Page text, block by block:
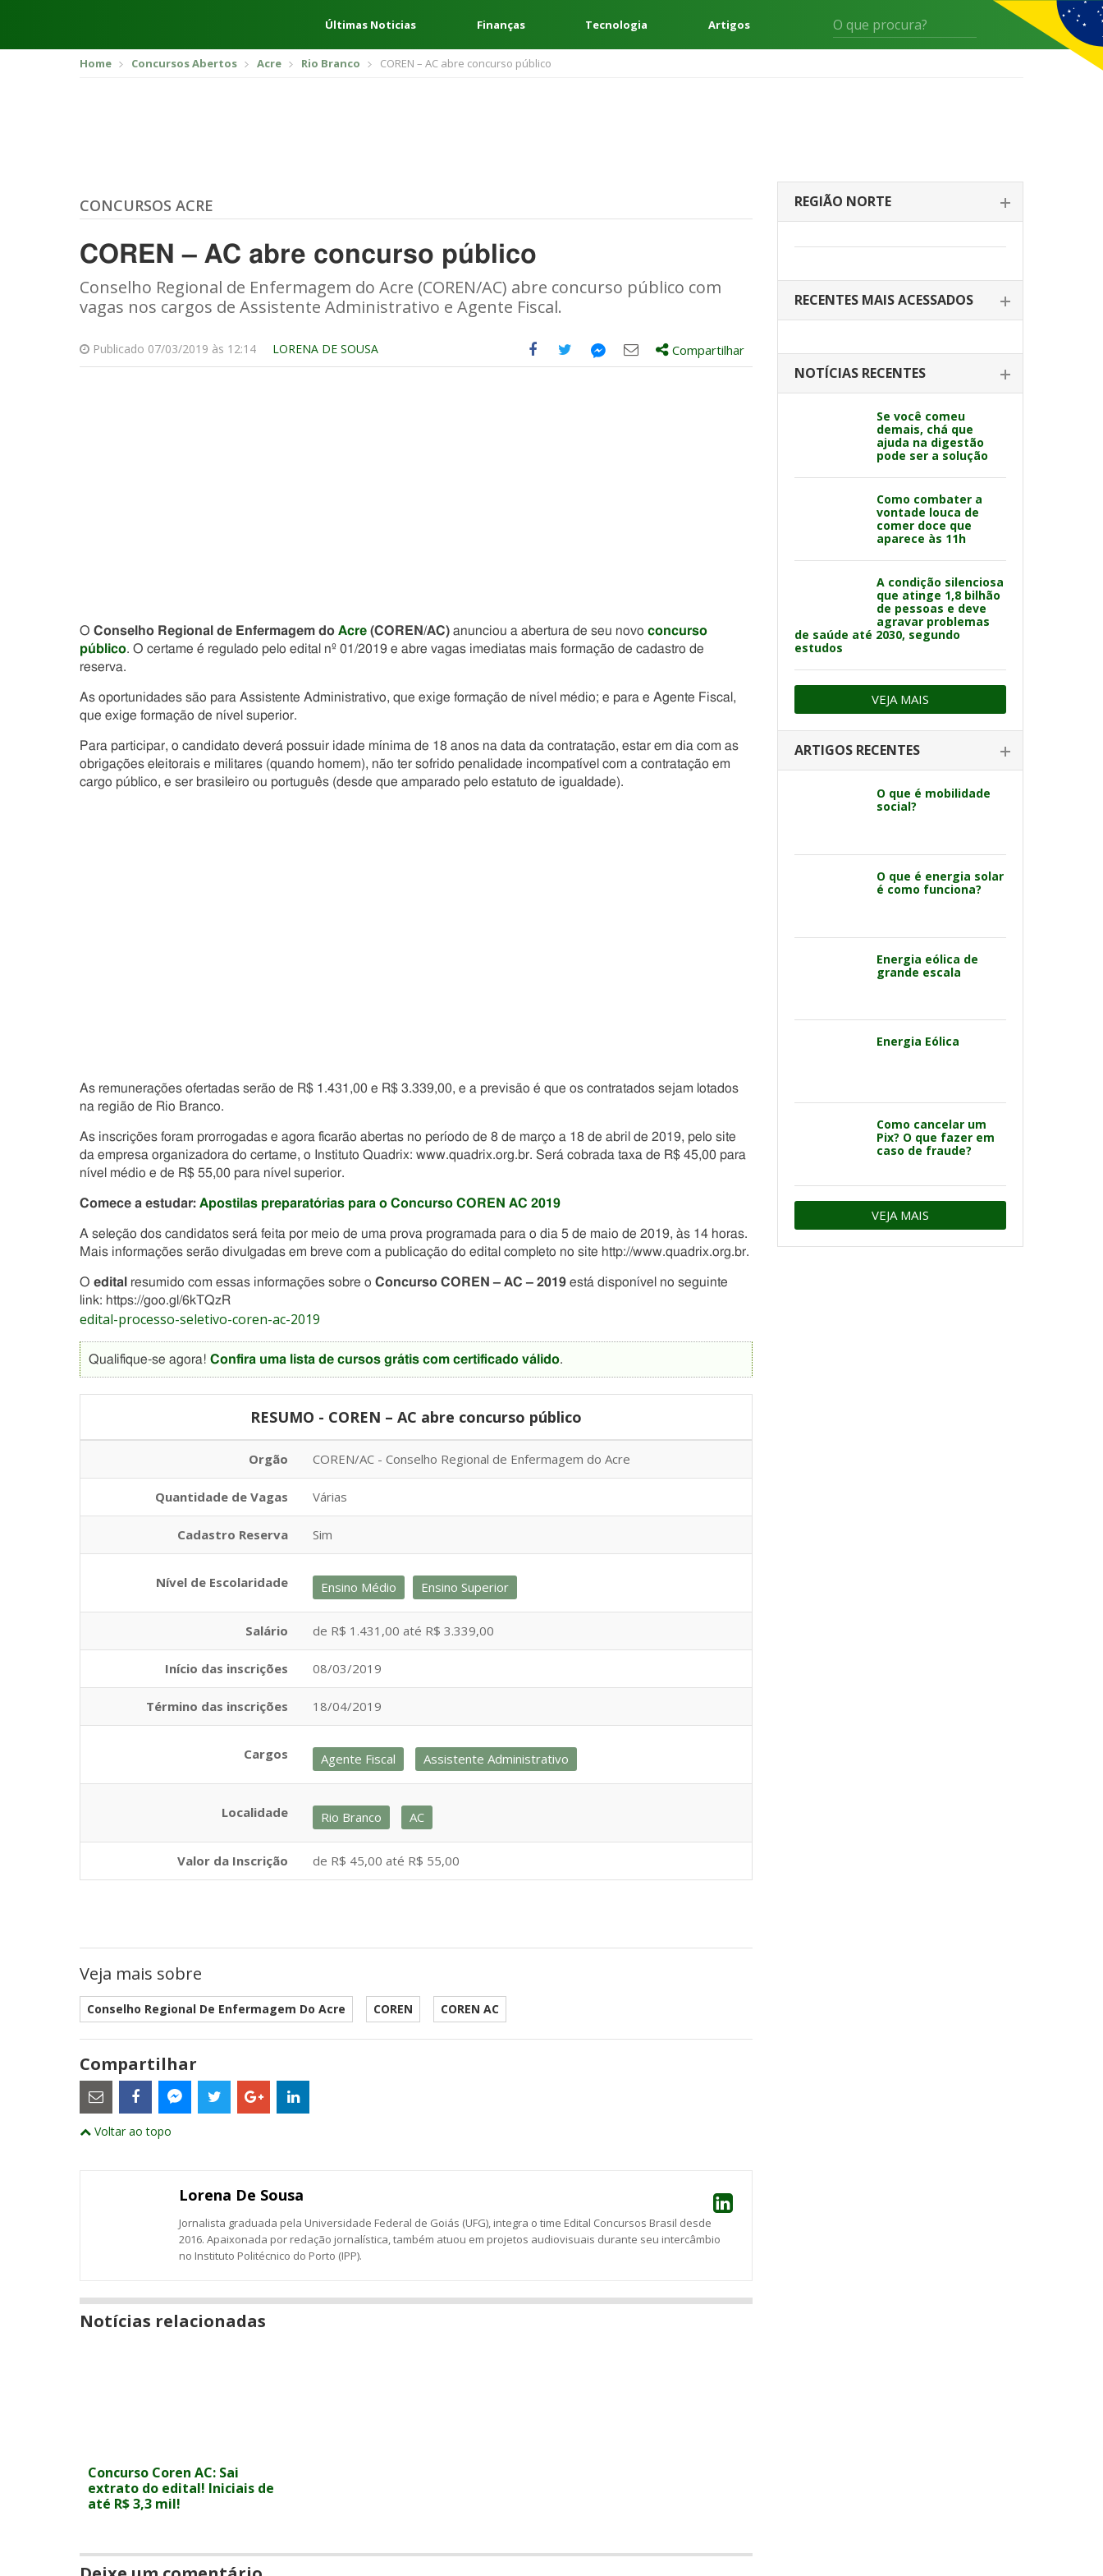
Últimas Noticias Finanças Tecnologia Artigos
Home Concursos Abertos Acre Rio Branco COREN – AC abre concurso público
CONCURSOS ACRE
COREN – AC abre concurso público
Conselho Regional de Enfermagem do Acre (COREN/AC) abre concurso público com
vagas nos cargos de Assistente Administrativo e Agente Fiscal.
Publicado 07/03/2019 às 12:14 LORENA DE SOUSA
Compartilhe
CompartilheCompartilhe
Compartilhar
O Conselho Regional de Enfermagem do Acre (COREN/AC) anunciou a abertura de seu novo concurso
público. O certame é regulado pelo edital nº 01/2019 e abre vagas imediatas mais formação de cadastro de
reserva.
As oportunidades são para Assistente Administrativo, que exige formação de nível médio; e para e Agente Fiscal,
que exige formação de nível superior.
Para participar, o candidato deverá possuir idade mínima de 18 anos na data da contratação, estar em dia com as
obrigações eleitorais e militares (quando homem), não ter sofrido penalidade incompatível com a contratação em
cargo público, e ser brasileiro ou português (desde que amparado pelo estatuto de igualdade).
As remunerações ofertadas serão de R$ 1.431,00 e R$ 3.339,00, e a previsão é que os contratados sejam lotados
na região de Rio Branco.
As inscrições foram prorrogadas e agora ficarão abertas no período de 8 de março a 18 de abril de 2019, pelo site
da empresa organizadora do certame, o Instituto Quadrix: www.quadrix.org.br. Será cobrada taxa de R$ 45,00 para
nível médio e de R$ 55,00 para nível superior.
Comece a estudar: Apostilas preparatórias para o Concurso COREN AC 2019
A seleção dos candidatos será feita por meio de uma prova programada para o dia 5 de maio de 2019, às 14 horas.
Mais informações serão divulgadas em breve com a publicação do edital completo no site http://www.quadrix.org.br.
O edital resumido com essas informações sobre o Concurso COREN – AC – 2019 está disponível no seguinte
link: https://goo.gl/6kTQzR
edital-processo-seletivo-coren-ac-2019
Qualifique-se agora! Confira uma lista de cursos grátis com certificado válido.
RESUMO - COREN – AC abre concurso público
Orgão COREN/AC - Conselho Regional de Enfermagem do Acre
Quantidade de Vagas Várias
Cadastro Reserva Sim
Nível de Escolaridade Ensino Médio Ensino Superior
Salário de R$ 1.431,00 até R$ 3.339,00
Início das inscrições 08/03/2019
Término das inscrições 18/04/2019
Cargos Agente Fiscal Assistente Administrativo
Localidade Rio Branco AC
Valor da Inscrição de R$ 45,00 até R$ 55,00
Veja mais sobre
Conselho Regional De Enfermagem Do Acre COREN COREN AC
Compartilhar
Estes
são
links
externos
abrirão
este este
Voltar ao topo
Lorena De Sousa
Jornalista graduada pela Universidade Federal de Goiás (UFG), integra o time Edital Concursos Brasil desde
2016. Apaixonada por redação jornalística, também atuou em projetos audiovisuais durante seu intercâmbio
no Instituto Politécnico do Porto (IPP).
Notícias relacionadas
Concurso Coren AC: Sai
extrato do edital! Iniciais de
até R$ 3,3 mil!
REGIÃO NORTE
RECENTES MAIS ACESSADOS
NOTÍCIAS RECENTES
Se você comeu
demais, chá que
ajuda na digestão
pode ser a solução
Como combater a
vontade louca de
comer doce que
aparece às 11h
A condição silenciosa
que atinge 1,8 bilhão
de pessoas e deve
agravar problemas
de saúde até 2030, segundo
estudos
VEJA MAIS
ARTIGOS RECENTES
O que é mobilidade
social?
O que é energia solar
é como funciona?
Energia eólica de
grande escala
Energia Eólica
Como cancelar um
Pix? O que fazer em
caso de fraude?
VEJA MAIS